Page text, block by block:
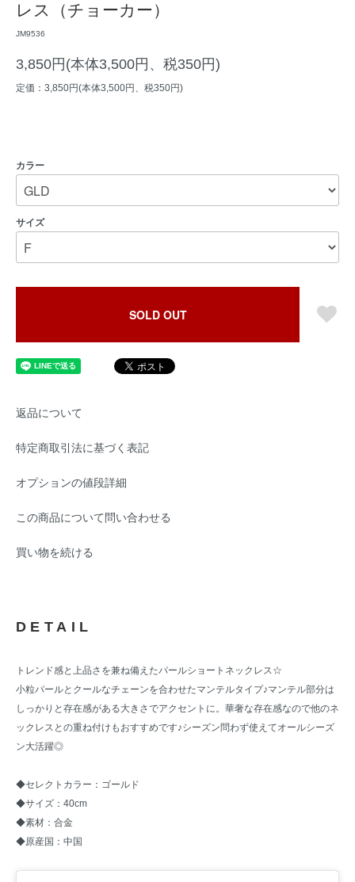
レス（チョーカー）
JM9536
3,850円(本体3,500円、税350円)
定価：3,850円(本体3,500円、税350円)
カラー
サイズ
SOLD OUT
返品について
特定商取引法に基づく表記
オプションの値段詳細
この商品について問い合わせる
買い物を続ける
DETAIL
トレンド感と上品さを兼ね備えたパールショートネックレス☆
小粒パールとクールなチェーンを合わせたマンテルタイプ♪マンテル部分は
しっかりと存在感がある大きさでアクセントに。華奢な存在感なので他のネ
ックレスとの重ね付けもおすすめです♪シーズン問わず使えてオールシーズ
ン大活躍◎
◆セレクトカラー：ゴールド
◆サイズ：40cm
◆素材：合金
◆原産国：中国